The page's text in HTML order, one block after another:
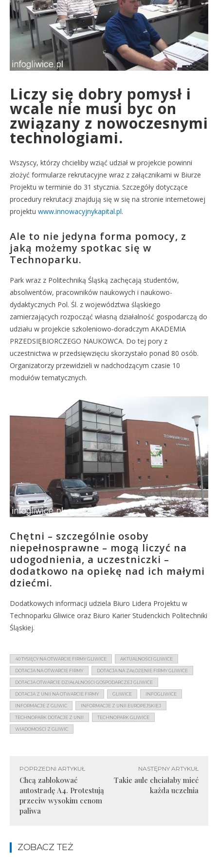
Liczy się dobry pomysł i
wcale nie musi byc on
związany z nowoczesnymi
technologiami.
Wszyscy, którzy chcieliby wziąć udział w projekcie powinni
złożyć formularze rekrutacyjne wraz z załącznikami w Biurze
Projektu w terminie do 31 stycznia. Szczegóły dotyczące
procedury rekrutacji znajdują się w się na stronie internetowej
projektu www.innowacyjnykapital.pl.
Ale to nie jedyna forma pomocy, z
jaką możemy spotkac się w
Technoparku.
Park wraz z Politechniką Śląską zachęcają studentów,
absolwentów, pracowników naukowych i naukowo-
dydaktycznych Pol. Śl. z województwa śląskiego
zamierzających rozpocząć własną działalność gospodarczą do
udziału w projekcie szkoleniowo-doradczym AKADEMIA
PRZEDSIĘBIORCZEGO NAUKOWCA. Do tej pory z
uczestnictwa w przedsięwzięciu skorzystało ponad 80 osób.
Organizatorzy przewidzieli w nadchodzącym czasie 10
modułów tematycznych.
Chętni – szczególnie osoby
niepełnosprawne – mogą liczyć na
udogodnienia, a uczestniczki –
dodatkowo na opiekę nad ich małymi
dziećmi.
Dodatkowych informacji udziela Biuro Lidera Projektu w
Technoparku Gliwice oraz Biuro Karier Studenckich Politechniki
Śląskiej.
40 TYSIĘCY NA OTWARCIE FIRMY GLIWICE AKTUALNOŚCI GLIWICE
DOTACJA NA OTWARCIE FIRMY DOTACJA NA ZAŁOŻENIE FIRMY GLIWICE
DOTACJA OTWARCIE DZIAŁALNOŚCI GOSPODARCZEJ GLIWICE
DOTACJA Z UNII NA OTWARCIE FIRMY GLIWICE INFOGLIWICE
INFORMACJE Z GLIWIC INFORMACJE Z UNII EUROPEJSKIEJ
TECHNOPARK DOTACJE Z UNII TECHNOPARK GLIWICE
WIADOMOŚCI Z GLIWIC
POPRZEDNI ARTYKUŁ
Chcą zablokować
autostradę A4. Protestują
przeciw wysokim cenom
paliwa
NASTĘPNY ARTYKUŁ
Takie aule chciałaby mieć
każda uczelnia
ZOBACZ TEŻ